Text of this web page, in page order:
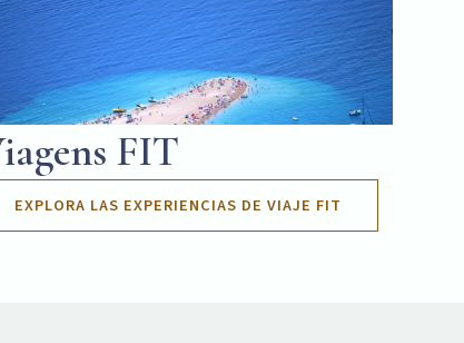
FIT
EXPLORA LAS EXPERIENCIAS DE VIAJE FIT